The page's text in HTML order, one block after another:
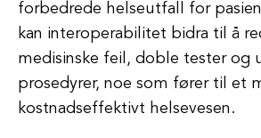
forbedrede helseutfall for
kan interoperabilitet bidra til å
medisinske feil, doble tester og
prosedyrer, noe som fører til et
kostnadseffektivt helsevesen.